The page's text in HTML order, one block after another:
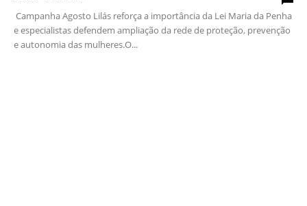
Campanha Agosto Lilás reforça a importância da Lei Maria da Penha
e especialistas defendem ampliação da rede de proteção, prevenção
e autonomia das mulheres.O...